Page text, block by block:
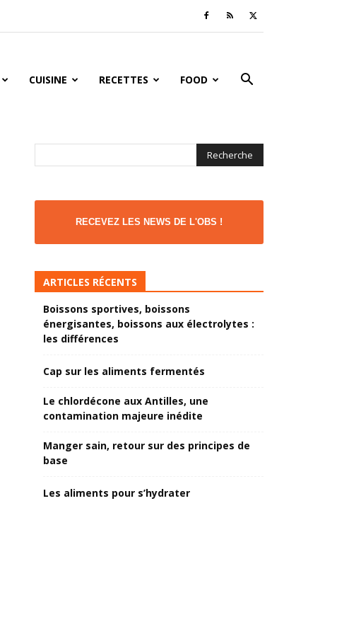
CUISINE RECETTES FOOD
RECEVEZ LES NEWS DE L'OBS !
ARTICLES RÉCENTS
Boissons sportives, boissons
énergisantes, boissons aux électrolytes :
les différences
Cap sur les aliments fermentés
Le chlordécone aux Antilles, une
contamination majeure inédite
Manger sain, retour sur des principes de
base
Les aliments pour s’hydrater